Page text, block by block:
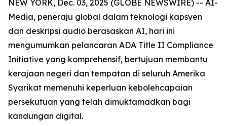
NEW YORK, Dec. 03, 2025 (GLOBE NEWSWIRE) -- AI-
Media, peneraju global dalam teknologi kapsyen
dan deskripsi audio berasaskan AI, hari ini
mengumumkan pelancaran ADA Title II Compliance
Initiative yang komprehensif, bertujuan membantu
kerajaan negeri dan tempatan di seluruh Amerika
Syarikat memenuhi keperluan kebolehcapaian
persekutuan yang telah dimuktamadkan bagi
kandungan digital.